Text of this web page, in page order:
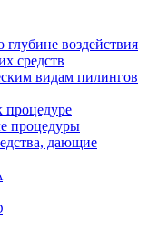
воздействия
средств
видам пилингов
процедуре
процедуры
дающие